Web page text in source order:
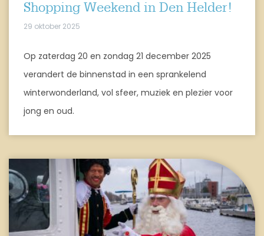
Shopping Weekend in Den Helder!
29 oktober 2025
Op zaterdag 20 en zondag 21 december 2025
verandert de binnenstad in een sprankelend
winterwonderland, vol sfeer, muziek en plezier voor
jong en oud.